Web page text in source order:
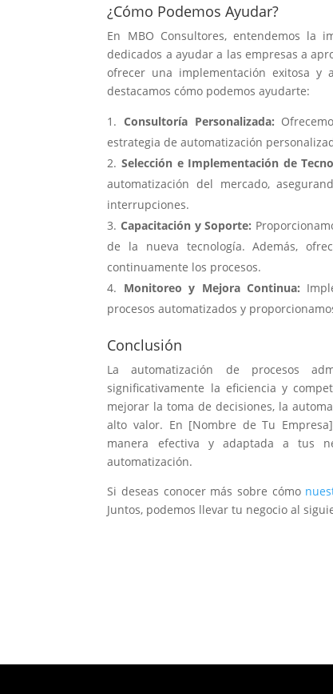
¿Cómo Podemos Ayudar?
En MBO Consultores, entendemos la
dedicados a ayudar a las empresas a
ofrecer una implementación exitosa y
destacamos cómo podemos ayudarte:
Consultoría Personalizada:
estrategia de automatización
Selección e Implementación de
automatización del mercado,
interrupciones.
Capacitación y Soporte:
de la nueva tecnología. Además,
continuamente los procesos.
Monitoreo y Mejora Continua:
procesos automatizados y
Conclusión
La automatización de procesos
significativamente la eficiencia y
mejorar la toma de decisiones, la
alto valor. En [Nombre de Tu
manera efectiva y adaptada a tus
automatización.
Si deseas conocer más sobre cómo
Juntos, podemos llevar tu negocio al